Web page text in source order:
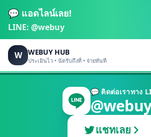
💬 แอดไลน์เลย!
LINE: @webuy
W WEBUY HUB
ประเมินไว • นัดรับถึงที่ • จ่ายทันที
💬 ติดต่อเราทาง
แชทเลย